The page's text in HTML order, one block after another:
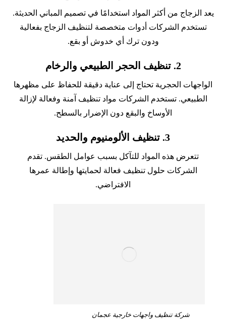
يعد الزجاج من أكثر المواد استخدامًا في تصميم المباني الحديثة.
تستخدم الشركات أدوات متخصصة لتنظيف الزجاج بفعالية
ودون ترك أي خدوش أو بقع.
2. تنظيف الحجر الطبيعي والرخام
الواجهات الحجرية تحتاج إلى عناية دقيقة للحفاظ على مظهرها
الطبيعي. تستخدم الشركات مواد تنظيف آمنة وفعالة لإزالة
الأوساخ والبقع دون الإضرار بالسطح.
3. تنظيف الألومنيوم والحديد
تتعرض هذه المواد للتآكل بسبب عوامل الطقس. تقدم
الشركات حلول تنظيف فعالة لحمايتها وإطالة عمرها
الافتراضي.
شركة تنظيف واجهات خارجية عجمان